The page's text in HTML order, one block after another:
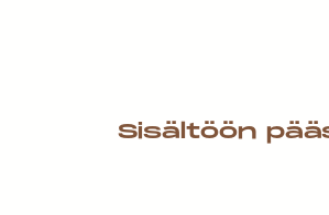
Sisältöön